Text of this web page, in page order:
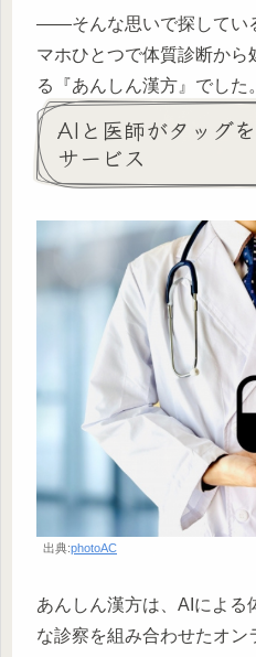
——そんな思いで探してい
マホひとつで体質診断から
る『あんしん漢方』でした。
AIと医師がタッグ
サービス
出典:photoAC
あんしん漢方は、AIによる
な診察を組み合わせたオン